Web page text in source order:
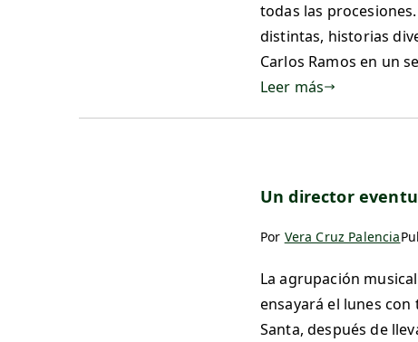
todas las
distintas, historias
Carlos Ramos en un
Leer más
Un director
Por Vera Cruz Palencia
La agrupación
ensayará el lunes con
Santa, después de